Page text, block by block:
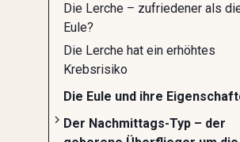
Die Lerche – zufriedener als
Eule?
Die Lerche hat ein erhöhtes
Krebsrisiko
Die Eule und ihre
Der Nachmittags-Typ – der